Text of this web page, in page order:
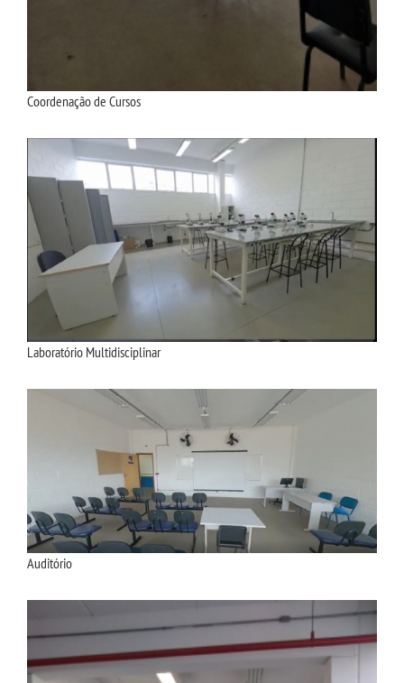
Coordenação de Cursos
Laboratório Multidisciplinar
Auditório